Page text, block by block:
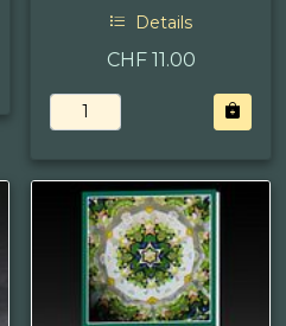
Details
CHF 11.00